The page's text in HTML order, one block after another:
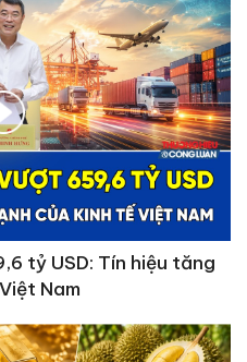
tỷ USD: Tín hiệu tăng
Nam